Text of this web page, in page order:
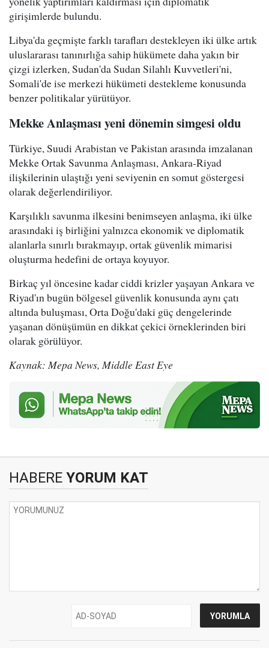
girişimlerde bulundu.
Libya'da geçmişte farklı tarafları destekleyen iki ülke artık
uluslararası tanınırlığa sahip hükümete daha yakın bir
çizgi izlerken, Sudan'da Sudan Silahlı Kuvvetleri'ni,
Somali'de ise merkezi hükümeti destekleme konusunda
benzer politikalar yürütüyor.
Mekke Anlaşması yeni dönemin simgesi oldu
Türkiye, Suudi Arabistan ve Pakistan arasında imzalanan
Mekke Ortak Savunma Anlaşması, Ankara-Riyad
ilişkilerinin ulaştığı yeni seviyenin en somut göstergesi
olarak değerlendiriliyor.
Karşılıklı savunma ilkesini benimseyen anlaşma, iki ülke
arasındaki iş birliğini yalnızca ekonomik ve diplomatik
alanlarla sınırlı bırakmayıp, ortak güvenlik mimarisi
oluşturma hedefini de ortaya koyuyor.
Birkaç yıl öncesine kadar ciddi krizler yaşayan Ankara ve
Riyad'ın bugün bölgesel güvenlik konusunda aynı çatı
altında buluşması, Orta Doğu'daki güç dengelerinde
yaşanan dönüşümün en dikkat çekici örneklerinden biri
olarak görülüyor.
Kaynak: Mepa News, Middle East Eye
HABERE YORUM KAT